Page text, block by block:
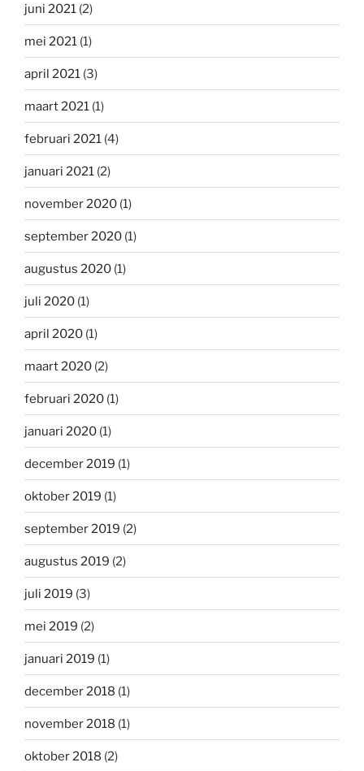
juni 2021 (2)
mei 2021 (1)
april 2021 (3)
maart 2021 (1)
februari 2021 (4)
januari 2021 (2)
november 2020 (1)
september 2020 (1)
augustus 2020 (1)
juli 2020 (1)
april 2020 (1)
maart 2020 (2)
februari 2020 (1)
januari 2020 (1)
december 2019 (1)
oktober 2019 (1)
september 2019 (2)
augustus 2019 (2)
juli 2019 (3)
mei 2019 (2)
januari 2019 (1)
december 2018 (1)
november 2018 (1)
oktober 2018 (2)